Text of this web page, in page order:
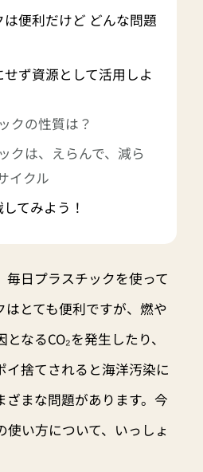
は便利だけど どんな問題
ず資源として活用しよ
クの性質は？
クは、えらんで、減ら
イクル
てみよう！
毎日プラスチックを使って
はとても便利ですが、燃や
なるCO₂を発生したり、
イ捨てされると海洋汚染に
ざまな問題があります。今
い方について、いっしょ